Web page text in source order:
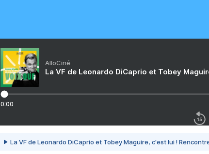
AlloCiné
La VF de Leonardo DiCaprio et Tobey
0:00
La VF de Leonardo DiCaprio et Tobey Maguire, c'est lui !